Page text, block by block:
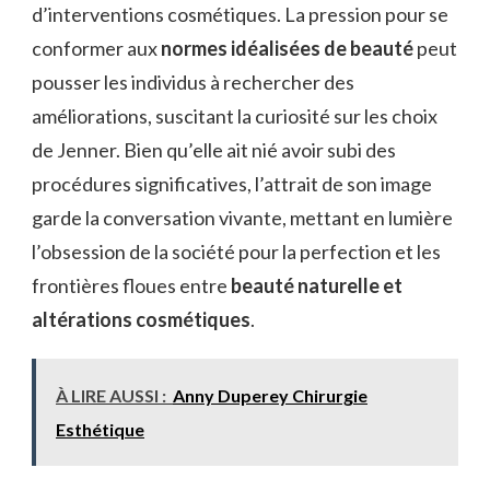
d’interventions cosmétiques. La pression pour se
conformer auxnormes idéalisées de beautépeut
pousser les individus à rechercher des
améliorations, suscitant la curiosité sur les choix
de Jenner. Bien qu’elle ait nié avoir subi des
procédures significatives, l’attrait de son image
garde la conversation vivante, mettant en lumière
l’obsession de la société pour la perfection et les
frontières floues entre beauté naturelle et
altérations cosmétiques.
À LIRE AUSSI : Anny Duperey Chirurgie
Esthétique